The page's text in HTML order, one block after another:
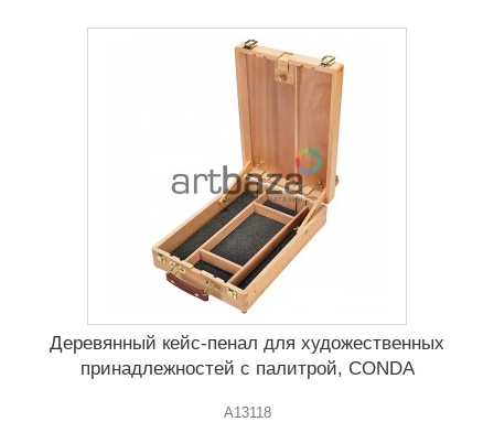
Деревянный кейс-пенал для художественных
принадлежностей с палитрой, CONDA
A13118